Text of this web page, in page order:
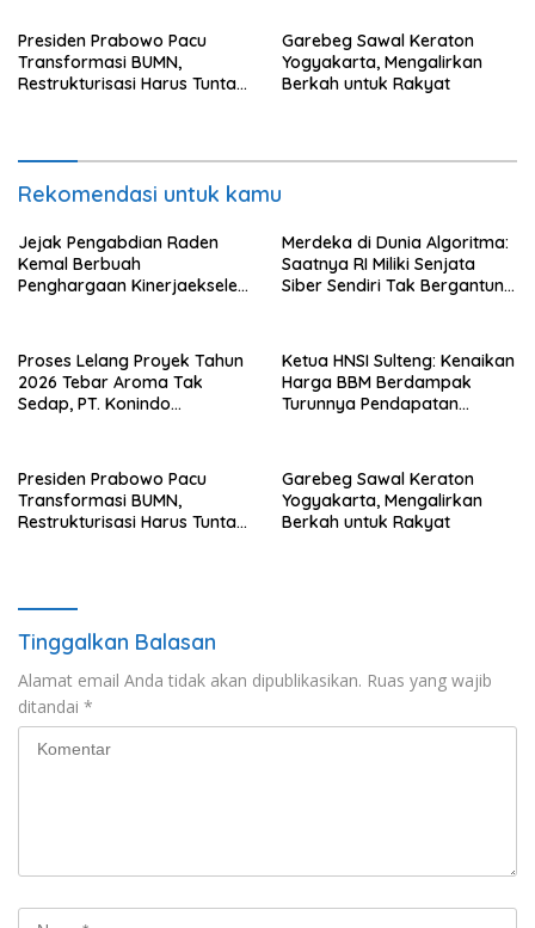
Presiden Prabowo Pacu
Transformasi BUMN,
Restrukturisasi Harus Tuntas
Garebeg Sawal Keraton
Yogyakarta, Mengalirkan
Berkah untuk Rakyat
Rekomendasi untuk kamu
Jejak Pengabdian Raden
Kemal Berbuah
Penghargaan Kinerjaekselen
Merdeka di Dunia Algoritma:
Saatnya RI Miliki Senjata
Siber Sendiri Tak Bergantung
Proses Lelang Proyek Tahun
2026 Tebar Aroma Tak
Sedap, PT. Konindo
Ketua HNSI Sulteng: Kenaikan
Harga BBM Berdampak
Turunnya Pendapatan
Presiden Prabowo Pacu
Transformasi BUMN,
Restrukturisasi Harus Tuntas
Garebeg Sawal Keraton
Yogyakarta, Mengalirkan
Berkah untuk Rakyat
Tinggalkan Balasan
Alamat email Anda tidak akan dipublikasikan. Ruas yang wajib
ditandai *